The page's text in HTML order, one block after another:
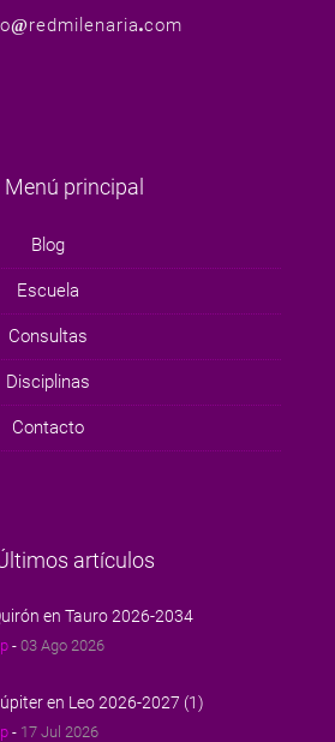
redmilenaria com
Menú principal
Blog
Escuela
Consultas
Disciplinas
Contacto
artículos
en Tauro 2026-2034
- 03 Ago 2026
en Leo 2026-2027 (1)
- 17 Jul 2026